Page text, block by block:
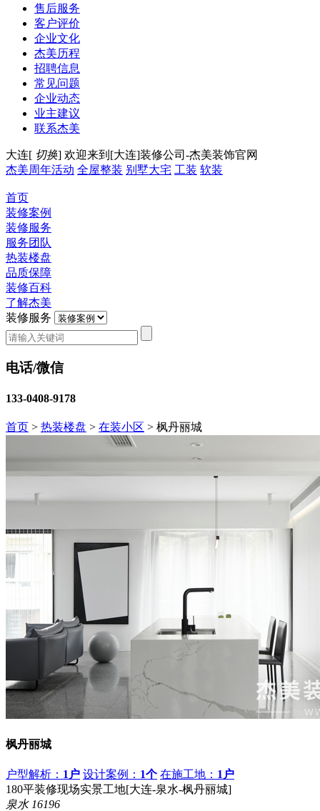
售后服务
客户评价
企业文化
杰美历程
招聘信息
常见问题
企业动态
业主建议
联系杰美
大连[ 切换] 欢迎来到[大连]装修公司-杰美装饰官网
杰美周年活动 全屋整装 别墅大宅 工装 软装
首页
装修案例
装修服务
服务团队
热装楼盘
品质保障
装修百科
了解杰美
装修服务
电话/微信
133-0408-9178
首页 > 热装楼盘 > 在装小区 > 枫丹丽城
枫丹丽城
户型解析： 1户 设计案例： 1个 在施工地： 1户
180平装修现场实景工地[大连-泉水-枫丹丽城]
泉水 16196